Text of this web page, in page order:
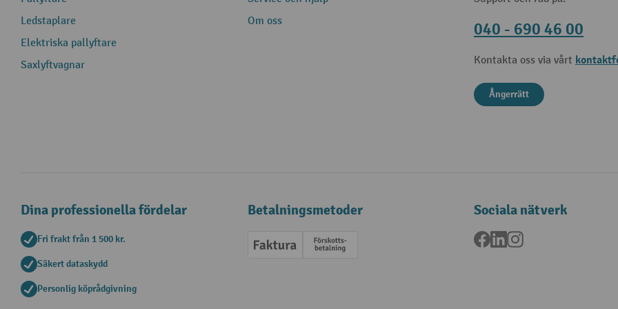
Ledstaplare
Elektriska pallyftare
Saxlyftvagnar
Om oss
040 - 690 46 00
Kontakta oss via vårt
Ångerrätt
Dina professionella fördelar
Fri frakt från 1 500 kr.
Säkert dataskydd
Personlig köprådgivning
Betalningsmetoder
Faktura Förskottsbetalning
Sociala nätverk
Facebook
LinkedInInstagram